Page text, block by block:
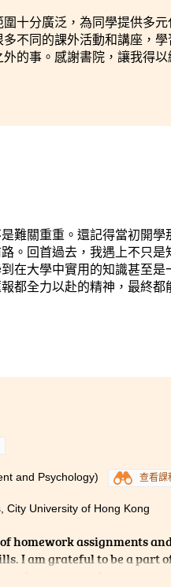
十分廣泛，為同學提供多
不同的課外活動和講座，
的事。感謝書院，讓我得以
難關重重。還記得當初開學
。回首過去，我遇上不只是
在大學中實用的知識甚至是
都全力以赴的精神，最終都
and Psychology)
查看課
City University of Hong Kong
homework assignments
I am grateful to be a part